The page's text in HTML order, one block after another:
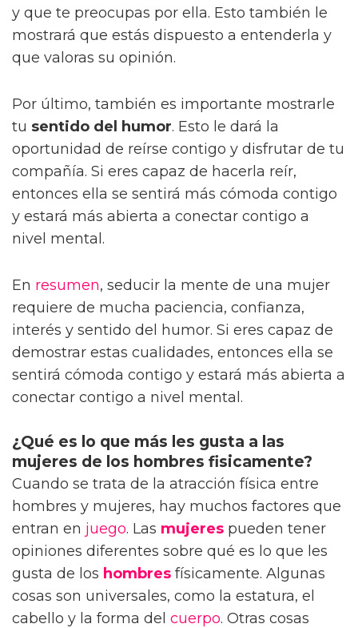
y que te preocupas por ella. Esto también le
mostrará que estás dispuesto a entenderla y
que valoras su opinión.
Por último, también es importante mostrarle
tu sentido del humor. Esto le dará la
oportunidad de reírse contigo y disfrutar de tu
compañía. Si eres capaz de hacerla reír,
entonces ella se sentirá más cómoda contigo
y estará más abierta a conectar contigo a
nivel mental.
En resumen, seducir la mente de una mujer
requiere de mucha paciencia, confianza,
interés y sentido del humor. Si eres capaz de
demostrar estas cualidades, entonces ella se
sentirá cómoda contigo y estará más abierta a
conectar contigo a nivel mental.
¿Qué es lo que más les gusta a las
mujeres de los hombres fisicamente?
Cuando se trata de la atracción física entre
hombres y mujeres, hay muchos factores que
entran en juego. Las mujeres pueden tener
opiniones diferentes sobre qué es lo que les
gusta de los hombres físicamente. Algunas
cosas son universales, como la estatura, el
cabello y la forma del cuerpo. Otras cosas